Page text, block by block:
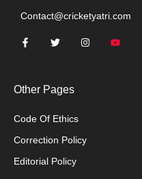
Contact@cricketyatri.com
Other Pages
Code Of Ethics
Correction Policy
Editorial Policy